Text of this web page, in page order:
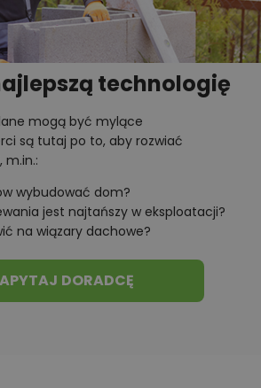
znajdują się trzy sypialnie
nie tylko wannę, ale i kabinę
więcej informacji o tym
modyfikacji,
- o zbliżonym układzie lub
kosztów budowy domu według
technologię
mogą być mylące
są tutaj po to, aby rozwiać
m.in.:
wybudować dom?
jest najtańszy w eksploatacji?
na wiązary dachowe?
DORADCĘ